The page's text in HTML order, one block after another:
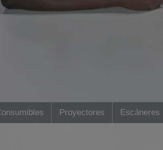
Proyectores Escáneres